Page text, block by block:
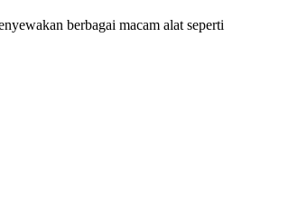
berbagai macam alat seperti